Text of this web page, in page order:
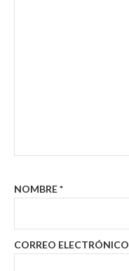
NOMBRE*
CORREO ELECTRÓNICO